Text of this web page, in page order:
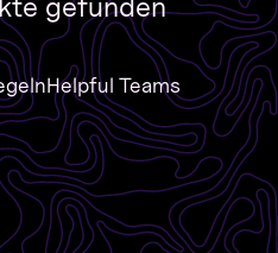
Helpful Teams